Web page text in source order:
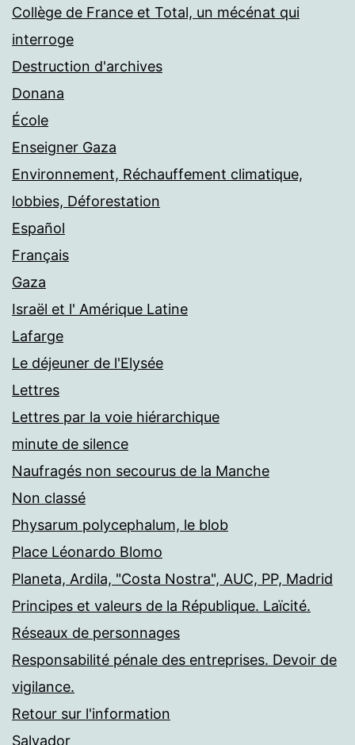
Collège de France et Total, un mécénat qui
interroge
Destruction d'archives
Donana
École
Enseigner Gaza
Environnement, Réchauffement climatique,
lobbies, Déforestation
Español
Français
Gaza
Israël et l' Amérique Latine
Lafarge
Le déjeuner de l'Elysée
Lettres
Lettres par la voie hiérarchique
minute de silence
Naufragés non secourus de la Manche
Non classé
Physarum polycephalum, le blob
Place Léonardo Blomo
Planeta, Ardila, "Costa Nostra", AUC, PP, Madrid
Principes et valeurs de la République. Laïcité.
Réseaux de personnages
Responsabilité pénale des entreprises. Devoir de
vigilance.
Retour sur l'information
Salvador